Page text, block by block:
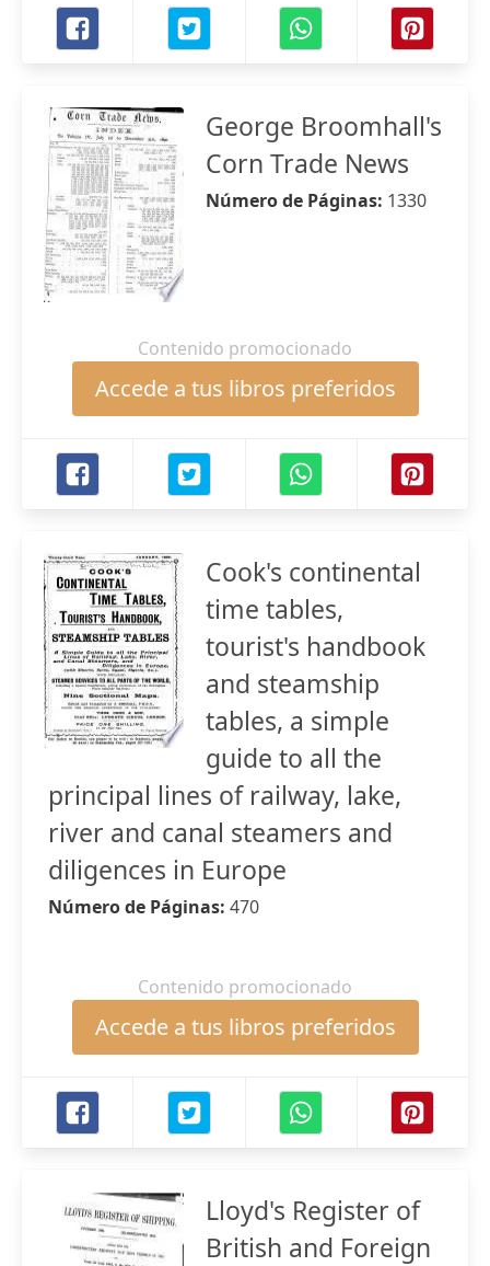
George Broomhall's
Corn Trade News
Número de Páginas: 1330
Contenido promocionado
Accede a tus libros preferidos
Cook's continental
time tables,
tourist's handbook
and steamship
tables, a simple
guide to all the
principal lines of railway, lake,
river and canal steamers and
diligences in Europe
Número de Páginas: 470
Contenido promocionado
Accede a tus libros preferidos
Lloyd's Register of
British and Foreign